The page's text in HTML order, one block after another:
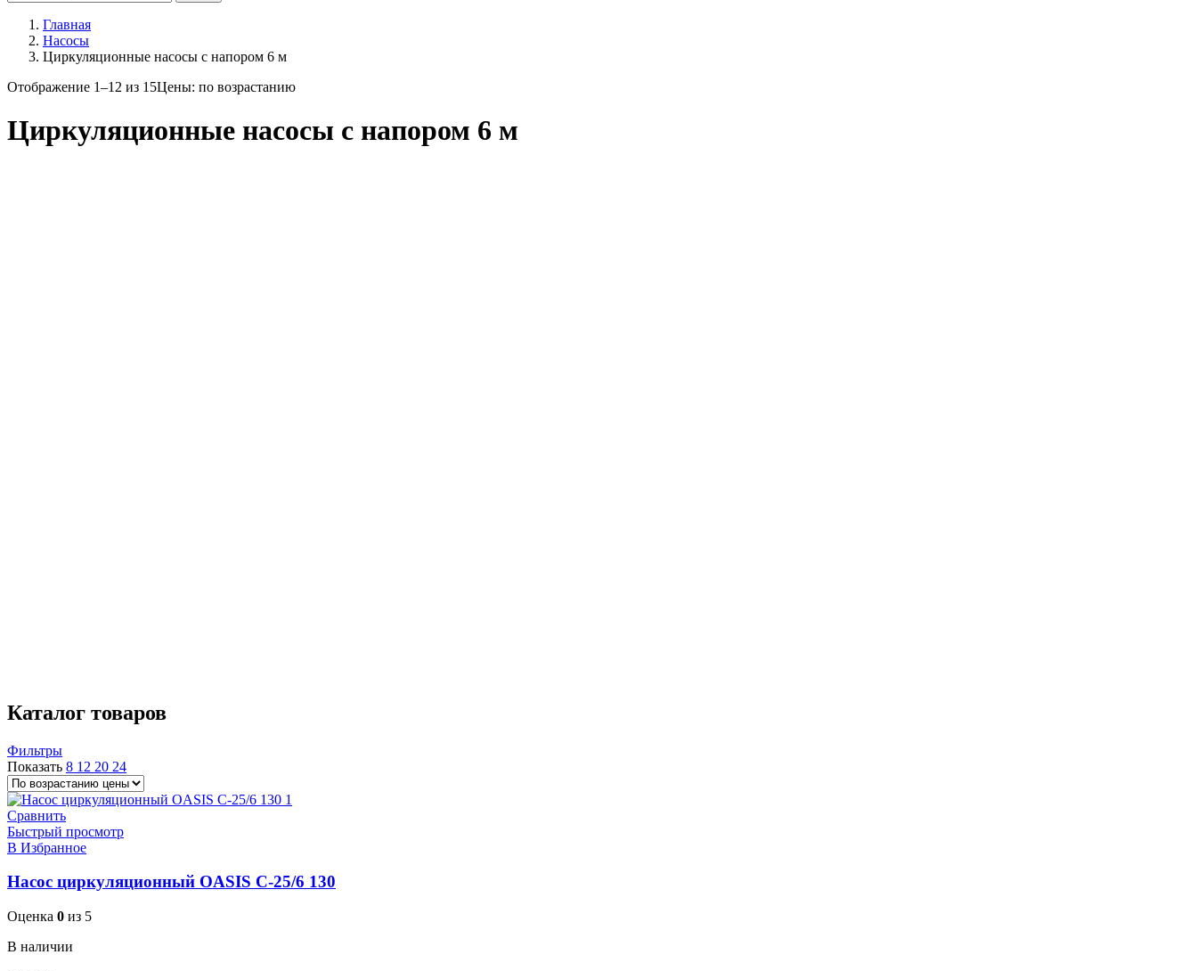
Главная
Насосы
Циркуляционные насосы с напором 6 м
Отображение 1–12 из 15Цены: по возрастанию
Циркуляционные насосы с напором 6 м
Каталог товаров
Фильтры
Показать 8 12 20 24
Сравнить
Быстрый просмотр
В Избранное
Насос циркуляционный OASIS C-25/6 130
Оценка 0 из 5
В наличии